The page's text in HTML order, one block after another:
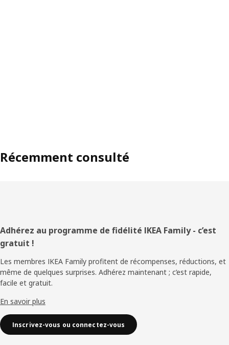
Récemment consulté
Pied
de
page
Adhérez au programme de fidélité IKEA Family - c’est
gratuit !
Les membres IKEA Family profitent de récompenses, réductions, et
même de quelques surprises. Adhérez maintenant ; c’est rapide,
facile et gratuit.
En savoir plus
Inscrivez-vous ou connectez-vous